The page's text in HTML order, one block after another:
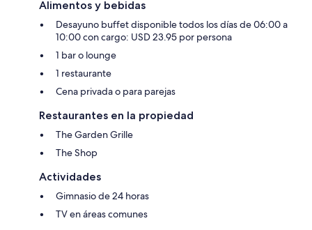
Alimentos y bebidas
Desayuno buffet disponible todos los días de 06:00 a
10:00 con cargo: USD 23.95 por persona
1 bar o lounge
1 restaurante
Cena privada o para parejas
Restaurantes en la propiedad
The Garden Grille
The Shop
Actividades
Gimnasio de 24 horas
TV en áreas comunes